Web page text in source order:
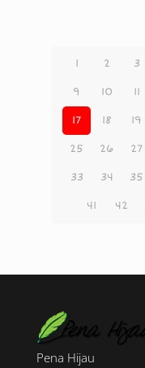
1 2 3
9 10 11
17 18 19
25 26 27
33 34 35
41 42
Pena Hijau